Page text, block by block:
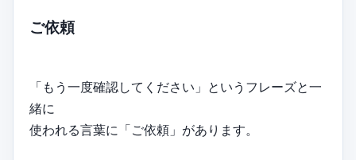
ご依頼
「もう一度確認してください」というフレーズと一
緒に
使われる言葉に「ご依頼」があります。